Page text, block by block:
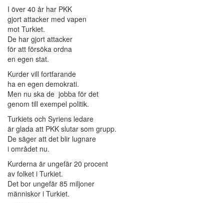
I över 40 år har PKK
gjort attacker med vapen
mot Turkiet.
De har gjort attacker
för att försöka ordna
en egen stat.
Kurder vill fortfarande
ha en egen demokrati.
Men nu ska de jobba för det
genom till exempel politik.
Turkiets och Syriens ledare
är glada att PKK slutar som grupp.
De säger att det blir lugnare
i området nu.
Kurderna är ungefär 20 procent
av folket i Turkiet.
Det bor ungefär 85 miljoner
människor i Turkiet.